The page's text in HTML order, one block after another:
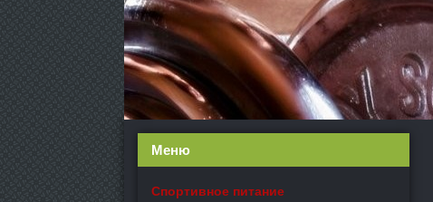
Меню
Спортивное питание